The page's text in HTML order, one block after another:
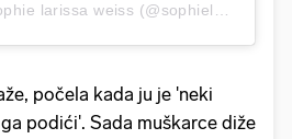
A post shared by Sophie larissa weiss (@sophielarissawei)
počela kada ju je 'neki
podići'. Sada muškarce diže